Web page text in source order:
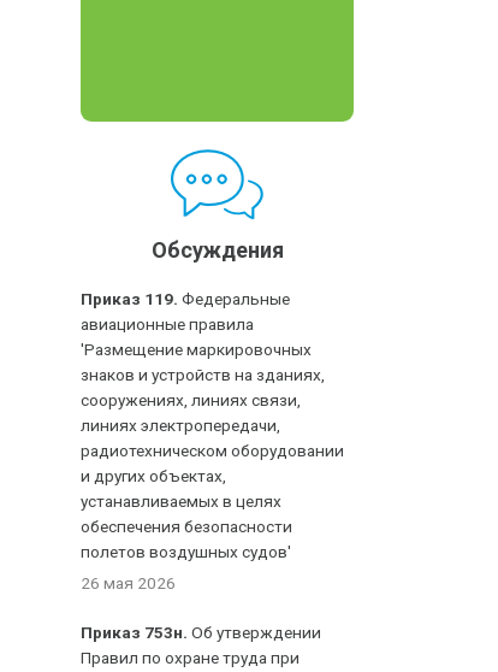
Обсуждения
Приказ 119. Федеральные
авиационные правила
'Размещение маркировочных
знаков и устройств на зданиях,
сооружениях, линиях связи,
линиях электропередачи,
радиотехническом оборудовании
и других объектах,
устанавливаемых в целях
обеспечения безопасности
полетов воздушных судов'
26 мая 2026
Приказ 753н. Об утверждении
Правил по охране труда при